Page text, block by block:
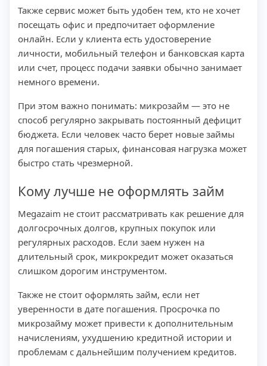
Также сервис может быть удобен тем, кто не хочет
посещать офис и предпочитает оформление
онлайн. Если у клиента есть удостоверение
личности, мобильный телефон и банковская карта
или счет, процесс подачи заявки обычно занимает
немного времени.
При этом важно понимать: микрозайм — это не
способ регулярно закрывать постоянный дефицит
бюджета. Если человек часто берет новые займы
для погашения старых, финансовая нагрузка может
быстро стать чрезмерной.
Кому лучше не оформлять займ
Megazaim не стоит рассматривать как решение для
долгосрочных долгов, крупных покупок или
регулярных расходов. Если заем нужен на
длительный срок, микрокредит может оказаться
слишком дорогим инструментом.
Также не стоит оформлять займ, если нет
уверенности в дате погашения. Просрочка по
микрозайму может привести к дополнительным
начислениям, ухудшению кредитной истории и
проблемам с дальнейшим получением кредитов.